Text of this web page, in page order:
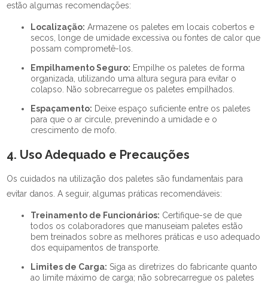
estão algumas recomendações:
Localização: Armazene os paletes em locais cobertos e
secos, longe de umidade excessiva ou fontes de calor que
possam comprometê-los.
Empilhamento Seguro: Empilhe os paletes de forma
organizada, utilizando uma altura segura para evitar o
colapso. Não sobrecarregue os paletes empilhados.
Espaçamento: Deixe espaço suficiente entre os paletes
para que o ar circule, prevenindo a umidade e o
crescimento de mofo.
4. Uso Adequado e Precauções
Os cuidados na utilização dos paletes são fundamentais para
evitar danos. A seguir, algumas práticas recomendáveis:
Treinamento de Funcionários: Certifique-se de que
todos os colaboradores que manuseiam paletes estão
bem treinados sobre as melhores práticas e uso adequado
dos equipamentos de transporte.
Limites de Carga: Siga as diretrizes do fabricante quanto
ao limite máximo de carga; não sobrecarregue os paletes